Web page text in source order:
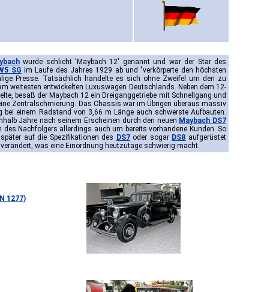
wurde schlicht 'Maybach 12' genannt und war der Star des
SG im Laufe des Jahres 1929 ab und "verkörperte den höchsten
Presse. Tatsächlich handelte es sich ohne Zweifel um den zu
weitesten entwickelten Luxuswagen Deutschlands. Neben dem 12-
besaß der Maybach 12 ein Dreiganggetriebe mit Schnellgang und
Zentralschmierung. Das Chassis war im Übrigen überaus massiv
einem Radstand von 3,66 m Länge auch schwerste Aufbauten.
Jahre nach seinem Erscheinen durch den neuen Maybach DS7
des Nachfolgers allerdings auch um bereits vorhandene Kunden. So
auf die Spezifikationen des DS7oder sogar DS8 aufgerüstet
was eine Einordnung heutzutage schwierig macht.
1277)